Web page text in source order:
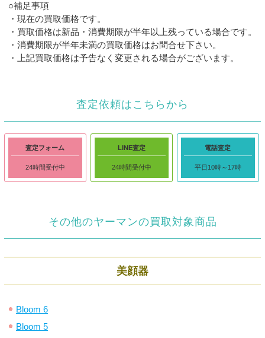
○補足事項
・現在の買取価格です。
・買取価格は新品・消費期限が半年以上残っている場合です。
・消費期限が半年未満の買取価格はお問合せ下さい。
・上記買取価格は予告なく変更される場合がございます。
査定依頼はこちらから
査定フォーム
24時間受付中
LINE査定
24時間受付中
電話査定
平日10時～17時
その他のヤーマンの買取対象商品
美顔器
Bloom 6
Bloom 5